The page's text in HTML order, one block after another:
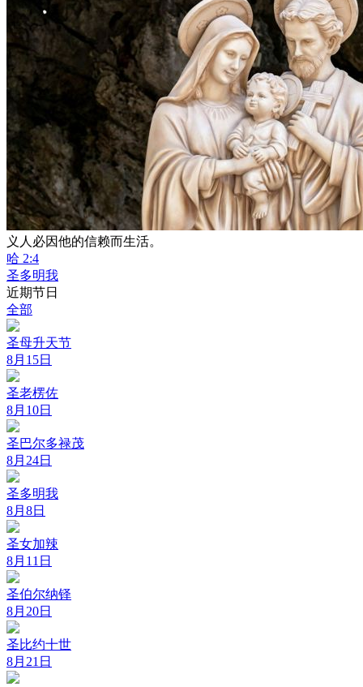
义人必因他的信赖而生活。
哈 2:4
圣多明我
近期节日
全部
圣母升天节
8月15日
圣老楞佐
8月10日
圣巴尔多禄茂
8月24日
圣多明我
8月8日
圣女加辣
8月11日
圣伯尔纳铎
8月20日
圣比约十世
8月21日